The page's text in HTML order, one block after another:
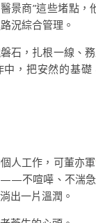
景商”這些堵點，
況綜合管理。
石，扎根一線、
中，把安然的基
人工作，可董亦軍
——不喧嘩、不湍急
出一片溫潤。